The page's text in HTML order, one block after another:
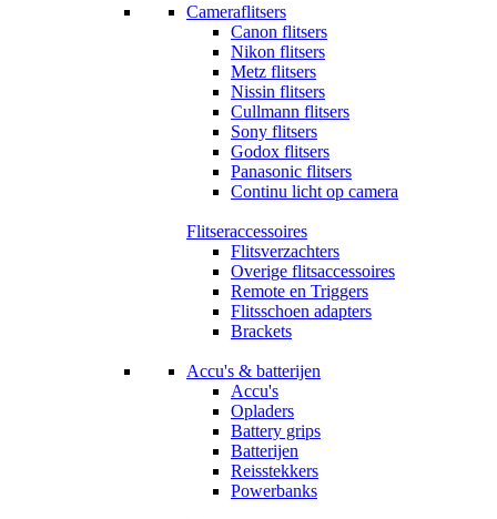
Cameraflitsers
Canon flitsers
Nikon flitsers
Metz flitsers
Nissin flitsers
Cullmann flitsers
Sony flitsers
Godox flitsers
Panasonic flitsers
Continu licht op camera
Flitseraccessoires
Flitsverzachters
Overige flitsaccessoires
Remote en Triggers
Flitsschoen adapters
Brackets
Accu's & batterijen
Accu's
Opladers
Battery grips
Batterijen
Reisstekkers
Powerbanks